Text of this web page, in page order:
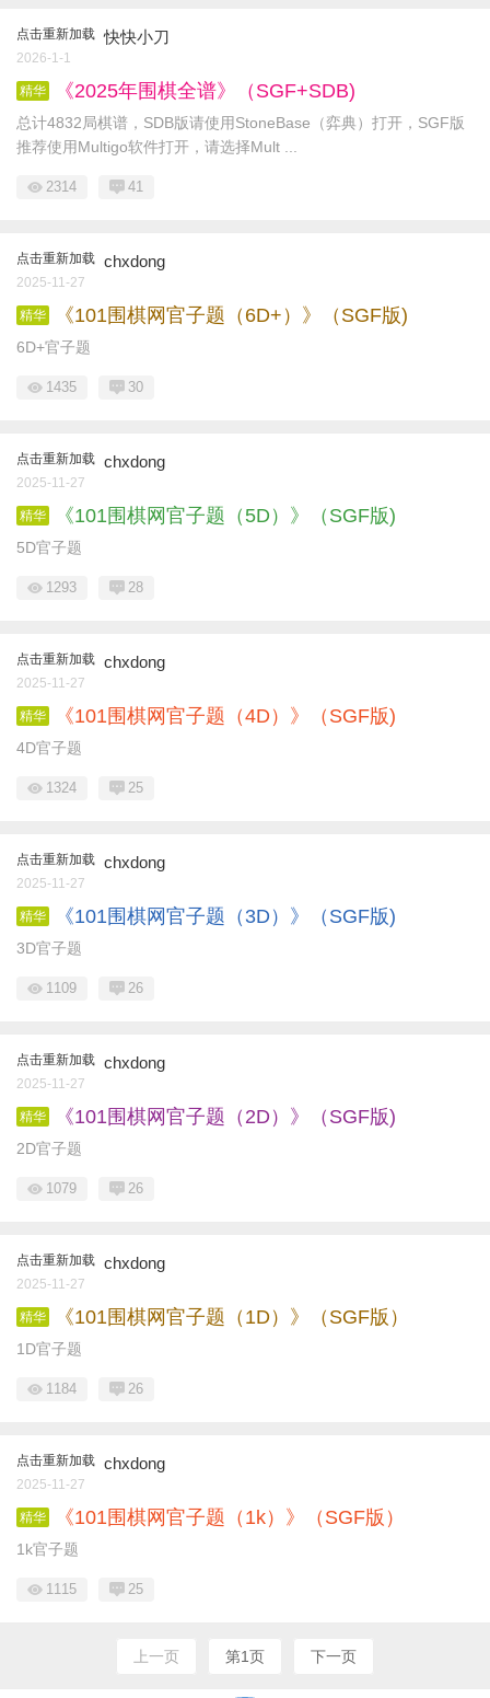
点击重新加载 快快小刀
2026-1-1
精华 《2025年围棋全谱》（SGF+SDB)
总计4832局棋谱，SDB版请使用StoneBase（弈典）打开，SGF版
推荐使用Multigo软件打开，请选择Mult ...
2314 41
点击重新加载 chxdong
2025-11-27
精华 《101围棋网官子题（6D+）》（SGF版)
6D+官子题
1435 30
点击重新加载 chxdong
2025-11-27
精华 《101围棋网官子题（5D）》（SGF版)
5D官子题
1293 28
点击重新加载 chxdong
2025-11-27
精华 《101围棋网官子题（4D）》（SGF版)
4D官子题
1324 25
点击重新加载 chxdong
2025-11-27
精华 《101围棋网官子题（3D）》（SGF版)
3D官子题
1109 26
点击重新加载 chxdong
2025-11-27
精华 《101围棋网官子题（2D）》（SGF版)
2D官子题
1079 26
点击重新加载 chxdong
2025-11-27
精华 《101围棋网官子题（1D）》（SGF版）
1D官子题
1184 26
点击重新加载 chxdong
2025-11-27
精华 《101围棋网官子题（1k）》（SGF版）
1k官子题
1115 25
上一页 第1页 下一页